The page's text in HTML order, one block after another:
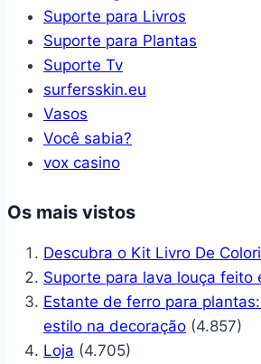
Suporte para Livros
Suporte para Plantas
Suporte Tv
surfersskin.eu
Vasos
Você sabia?
vox casino
Os mais vistos
Descubra o Kit Livro De
Suporte para lava louça feito
Estante de ferro para
estilo na decoração (4.857)
Loja (4.705)